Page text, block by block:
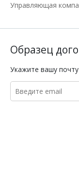
Управляющая
Образец
Укажите вашу